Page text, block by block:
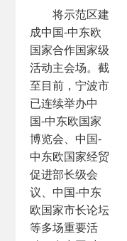
将示范区建
成中国-中东欧
国家合作国家级
活动主会场。截
至目前，宁波市
已连续举办中
国-中东欧国家
博览会、中国-
中东欧国家经贸
促进部长级会
议、中国-中东
欧国家市长论坛
等多场重要活